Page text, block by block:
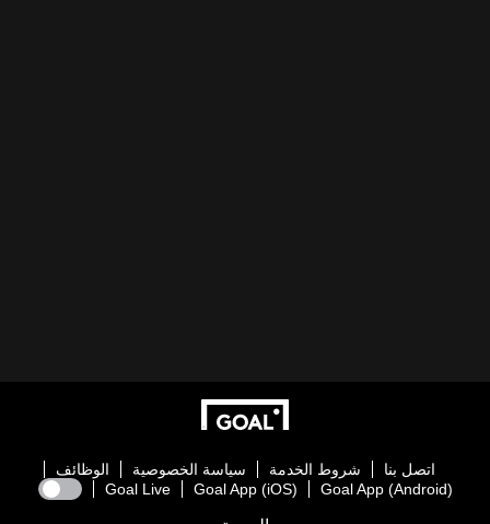
اتصل بنا شروط الخدمة سياسة الخصوصية
الوظائف
Goal App (Android)
Goal App (iOS)
Goal Live